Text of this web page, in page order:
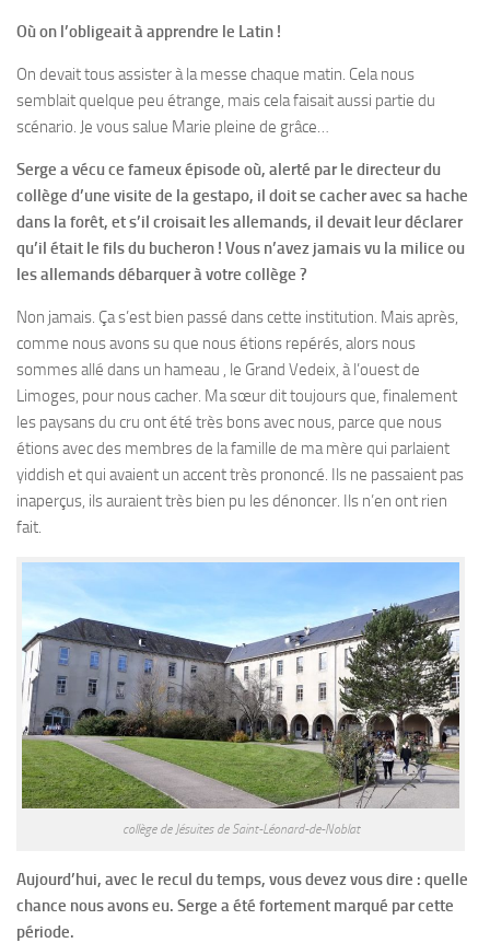
Où on l’obligeait à apprendre le Latin !
On devait tous assister à la messe chaque matin. Cela nous
semblait quelque peu étrange, mais cela faisait aussi partie du
scénario. Je vous salue Marie pleine de grâce…
Serge a vécu ce fameux épisode où, alerté par le directeur du
collège d’une visite de la gestapo, il doit se cacher avec sa hache
dans la forêt, et s’il croisait les allemands, il devait leur déclarer
qu’il était le fils du bucheron ! Vous n’avez jamais vu la milice ou
les allemands débarquer à votre collège ?
Non jamais. Ça s’est bien passé dans cette institution. Mais après,
comme nous avons su que nous étions repérés, alors nous
sommes allé dans un hameau , le Grand Vedeix, à l’ouest de
Limoges, pour nous cacher. Ma sœur dit toujours que, finalement
les paysans du cru ont été très bons avec nous, parce que nous
étions avec des membres de la famille de ma mère qui parlaient
yiddish et qui avaient un accent très prononcé. Ils ne passaient pas
inaperçus, ils auraient très bien pu les dénoncer. Ils n’en ont rien
fait.
collège de Jésuites de Saint-Léonard-de-Noblat
Aujourd’hui, avec le recul du temps, vous devez vous dire : quelle
chance nous avons eu. Serge a été fortement marqué par cette
période.